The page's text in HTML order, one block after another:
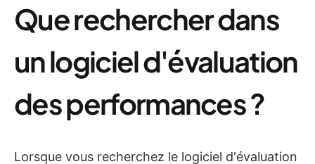
Que rechercher dans
un logiciel d'évaluation
des performances ?
Lorsque vous recherchez le logiciel d'évaluation